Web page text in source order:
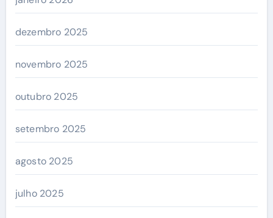
dezembro 2025
novembro 2025
outubro 2025
setembro 2025
agosto 2025
julho 2025